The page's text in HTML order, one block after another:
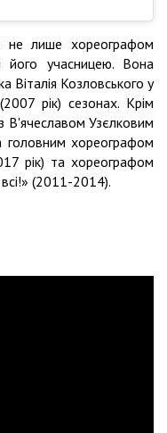
не лише хореографом
його учасницею. Вона
Віталія Козловського у
рік) сезонах. Крім
В'ячеславом Узєлковим
хореографом
рік) та хореографом
(2011-2014).